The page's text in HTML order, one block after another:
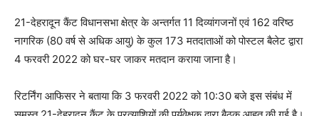
21-देहरादून कैंट विधानसभा क्षेत्र के अन्तर्गत 11 दिव्यांगजनों एवं 162 वरिष्ठ
नागरिक (80 वर्ष से अधिक आयु) के कुल 173 मतदाताओं को पोस्टल बैलेट द्वारा
4 फरवरी 2022 को घर-घर जाकर मतदान कराया जाना है।
रिटर्निंग आफिसर ने बताया कि 3 फरवरी 2022 को 10:30 बजे इस संबंध में